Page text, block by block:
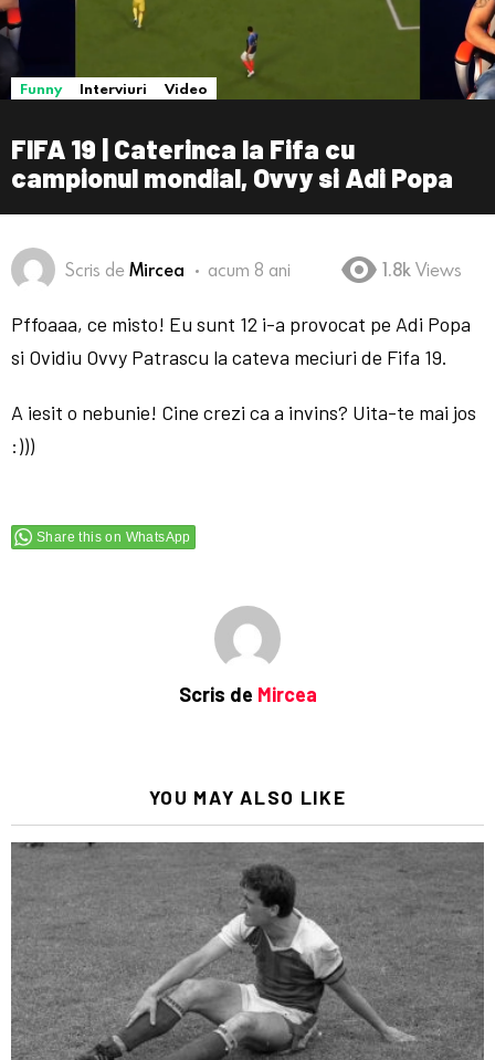
Funny Interviuri Video
FIFA 19 | Caterinca la Fifa cu
campionul mondial, Ovvy si Adi Popa
Scris de Mircea acum 8 ani 1.8k Views
Pffoaaa, ce misto! Eu sunt 12 i-a provocat pe Adi Popa
si Ovidiu Ovvy Patrascu la cateva meciuri de Fifa 19.
A iesit o nebunie! Cine crezi ca a invins? Uita-te mai jos
:)))
Share this on WhatsApp
Scris de Mircea
YOU MAY ALSO LIKE